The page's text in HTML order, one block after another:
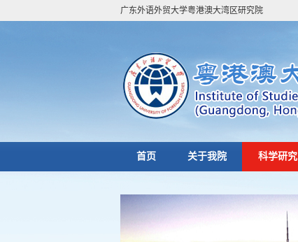
广东外语外贸大学粤港澳大湾区研究院
首页 关于我院 科学研究